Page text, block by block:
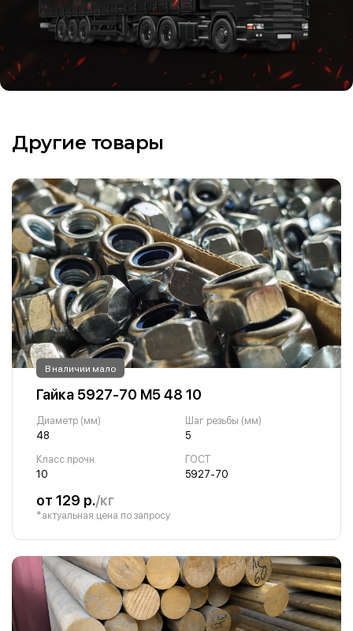
Другие товары
В наличии мало
Гайка 5927-70 М5 48 10
Диаметр (мм)
48
Шаг резьбы (мм)
5
Класс прочн.
10
ГОСТ
5927-70
от 129 р./кг
*актуальная цена по запросу